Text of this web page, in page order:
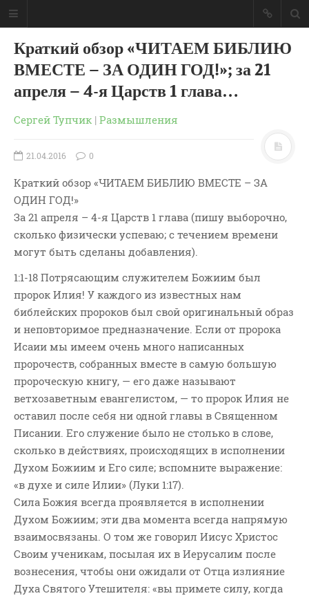
ГЛАВНАЯ
СЛОВО-ВИДЕО
ВОПРОСЫ ПАСТОРУ
КОНТАКТ
РУБРИКИ
Аудио
Заметки
Изображения
Информация
История-Свидетельство
Христа"
Мини-Проповеди
Краткий обзор «ЧИТАЕМ БИБЛИЮ
ВМЕСТЕ – ЗА ОДИН ГОД!»; за 21
апреля – 4-я Царств 1 глава…
Сергей Тупчик | Размышления
21.04.2016 0
Краткий обзор «ЧИТАЕМ БИБЛИЮ ВМЕСТЕ – ЗА
ОДИН ГОД!»
За 21 апреля – 4-я Царств 1 глава (пишу выборочно,
сколько физически успеваю; с течением времени
могут быть сделаны добавления).
1:1-18 Потрясающим служителем Божиим был
пророк Илия! У каждого из известных нам
библейских пророков был свой оригинальный образ
и неповторимое предназначение. Если от пророка
Исаии мы имеем очень много написанных
пророчеств, собранных вместе в самую большую
пророческую книгу, — его даже называют
ветхозаветным евангелистом, — то пророк Илия не
оставил после себя ни одной главы в Священном
Писании. Его служение было не столько в слове,
сколько в действиях, происходящих в исполнении
Духом Божиим и Его силе; вспомните выражение:
«в духе и силе Илии» (Луки 1:17).
Сила Божия всегда проявляется в исполнении
Духом Божиим; эти два момента всегда напрямую
взаимосвязаны. О том же говорил Иисус Христос
Своим ученикам, посылая их в Иерусалим после
вознесения, чтобы они ожидали от Отца излияние
Духа Святого Утешителя: «вы примете силу, когда